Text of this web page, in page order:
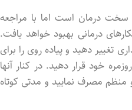
سخت درمان است اما با مراجعه
درمانی بهبود خواهد یافت.
تغییر دهید و پیاده روی را برای
خود قرار دهید. در کنار آنها
منظم مصرف نمایید و مدتی کوتاه